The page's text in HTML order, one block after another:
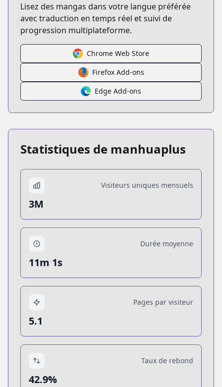
Lisez des mangas dans votre langue préférée
avec traduction en temps réel et suivi de
progression multiplateforme.
Chrome Web Store
Firefox Add-ons
Edge Add-ons
Statistiques de manhuaplus
Visiteurs uniques mensuels
3M
Durée moyenne
11m 1s
Pages par visiteur
5.1
Taux de rebond
42.9%